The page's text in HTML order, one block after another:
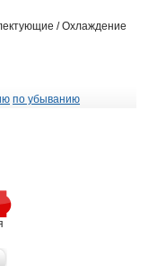
/Охлаждение
по убыванию